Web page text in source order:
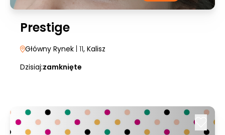
Prestige
Główny Rynek | 11, Kalisz
Dzisiaj:zamknięte